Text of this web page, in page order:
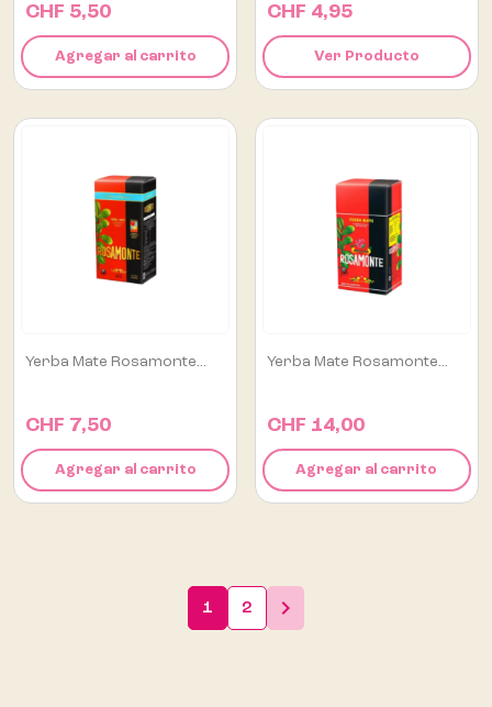
CHF 5,50
Agregar al carrito
CHF 4,95
Ver Producto
Yerba Mate Rosamonte...
CHF 7,50
Agregar al carrito
Yerba Mate Rosamonte...
CHF 14,00
Agregar al carrito
1 2 